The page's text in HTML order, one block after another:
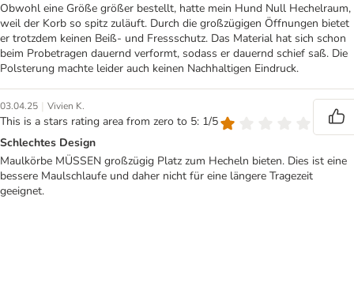
Obwohl eine Größe größer bestellt, hatte mein Hund Null Hechelraum,
weil der Korb so spitz zuläuft. Durch die großzügigen Öffnungen bietet
er trotzdem keinen Beiß- und Fressschutz. Das Material hat sich schon
beim Probetragen dauernd verformt, sodass er dauernd schief saß. Die
Polsterung machte leider auch keinen Nachhaltigen Eindruck.
03.04.25 | Vivien K.
This is a stars rating area from zero to 5: 1/5
Schlechtes Design
Maulkörbe MÜSSEN großzügig Platz zum Hecheln bieten. Dies ist eine
bessere Maulschlaufe und daher nicht für eine längere Tragezeit
geeignet.